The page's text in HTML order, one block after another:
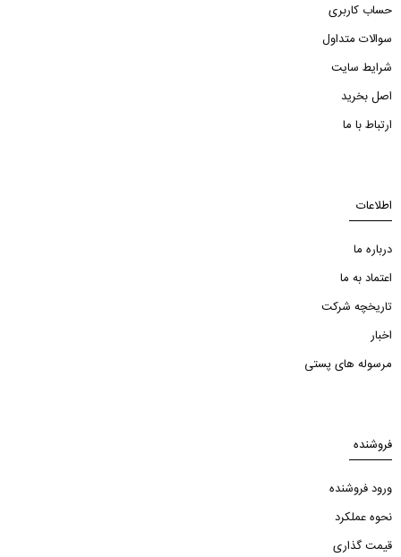
حساب کاربری
سوالات متداول
شرایط سایت
اصل بخرید
ارتباط با ما
اطلاعات
درباره ما
اعتماد به ما
تاریخچه شرکت
اخبار
مرسوله های پستی
فروشنده
ورود فروشنده
نحوه عملکرد
قیمت گذاری